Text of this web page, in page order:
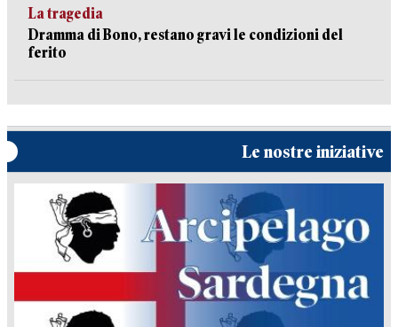
La tragedia
Dramma di Bono, restano gravi le condizioni del
ferito
Le nostre iniziative